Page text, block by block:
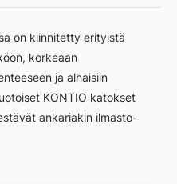
on kiinnitetty erityistä
korkeaan
ja alhaisiin
KONTIO katokset
ankariakin ilmasto-